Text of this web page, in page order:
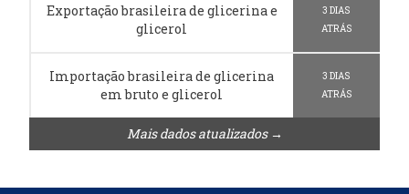
Exportação brasileira de glicerina e
glicerol
3 DIAS
ATRÁS
Importação brasileira de glicerina
em bruto e glicerol
3 DIAS
ATRÁS
Mais dados atualizados →